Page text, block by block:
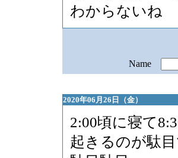
わからないね
Name
2020年06月26日（金）
2:00頃に寝て
起きるのが駄目